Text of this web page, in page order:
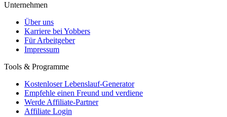
Unternehmen
Über uns
Karriere bei Yobbers
Für Arbeitgeber
Impressum
Tools & Programme
Kostenloser Lebenslauf-Generator
Empfehle einen Freund und verdiene
Werde Affiliate-Partner
Affiliate Login